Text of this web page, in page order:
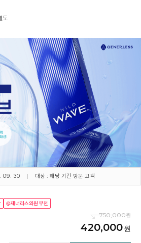
도
09. 30 대상 : 해당 기간 방문 고객
@제너리스의원 부천
750,000
420,000